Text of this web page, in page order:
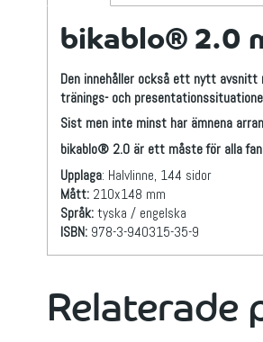
bikablo® 2.0
Den innehåller också ett nytt avsnitt
tränings- och
Sist men inte minst har ämnena
bikablo® 2.0 är ett måste för alla
Upplaga: Halvlinne, 144 sidor
Mått: 210x148 mm
Språk: tyska / engelska
ISBN: 978-3-940315-35-9